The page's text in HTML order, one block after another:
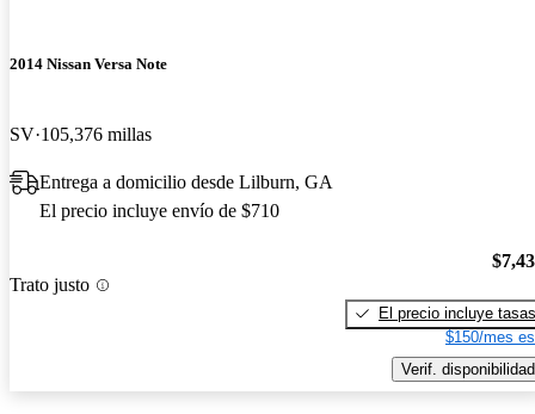
2014 Nissan Versa Note
SV 105,376 millas
Entrega a domicilio desde Lilburn, GA
El precio incluye envío de $710
Trato justo
El precio incluye tasas
$150/mes
Verif. disponibilidad